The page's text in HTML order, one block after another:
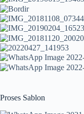
Proses Sablon